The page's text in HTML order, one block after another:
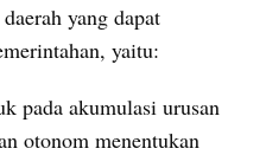
yang dapat
yaitu:
pada akumulasi urusan
otonom menentukan